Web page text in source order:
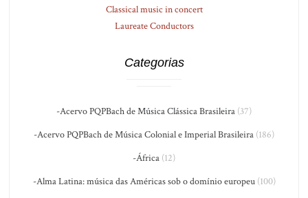
Classical music in concert
Laureate Conductors
Categorias
-Acervo PQPBach de Música Clássica Brasileira (37)
-Acervo PQPBach de Música Colonial e Imperial Brasileira (186)
-África (12)
-Alma Latina: música das Américas sob o domínio europeu(100)